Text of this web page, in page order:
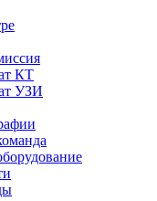
КТ
УЗИ